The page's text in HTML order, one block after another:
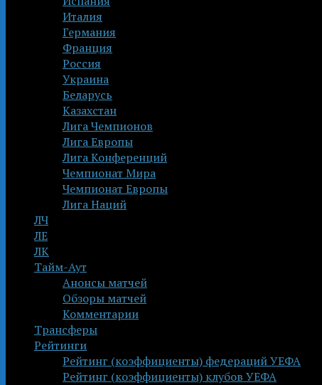
Италия
Германия
Франция
Россия
Украина
Беларусь
Казахстан
Лига Чемпионов
Лига Европы
Лига Конференций
Чемпионат Мира
Чемпионат Европы
Лига Наций
ЛЧ
ЛЕ
ЛК
Тайм-Аут
Анонсы матчей
Обзоры матчей
Комментарии
Трансферы
Рейтинги
Рейтинг (коэффициенты) федераций УЕФА
Рейтинг (коэффициенты) клубов УЕФА